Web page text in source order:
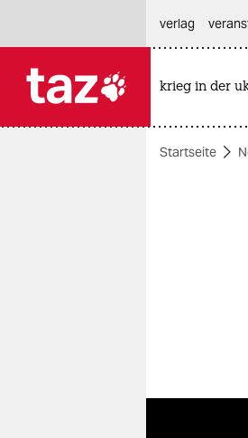
themen
verlag
krieg in der
Startseite